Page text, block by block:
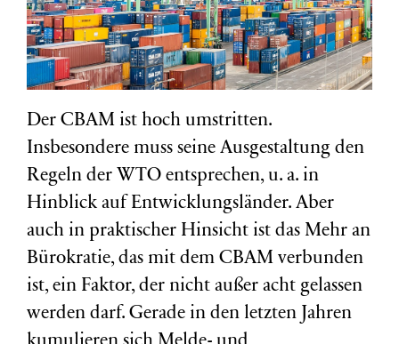
Der CBAM ist hoch umstritten.
Insbesondere muss seine Ausgestaltung den
Regeln der WTO entsprechen, u. a. in
Hinblick auf Entwicklungsländer. Aber
auch in praktischer Hinsicht ist das Mehr an
Bürokratie, das mit dem CBAM verbunden
ist, ein Faktor, der nicht außer acht gelassen
werden darf. Gerade in den letzten Jahren